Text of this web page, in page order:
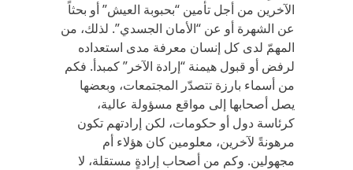
الآخرين من أجل تأمين “بحبوبة العيش” أو بحثاً
عن الشهرة أو عن “الأمان الجسدي”. لذلك، من
المهمّ لدى كل إنسان معرفة مدى استعداده
لرفض أو قبول هيمنة “إرادة الآخر” كمبدأ. فكم
من أسماء بارزة تتصدّر المجتمعات، وبعضها
يصل أصحابها إلى مواقع مسؤولة عالية،
كرئاسة دول أو حكومات، لكن إرادتهم تكون
مرهونةً لآخرين، معلومين كان هؤلاء أم
مجهولين. وكم من أصحاب إرادةٍ مستقلة، لا